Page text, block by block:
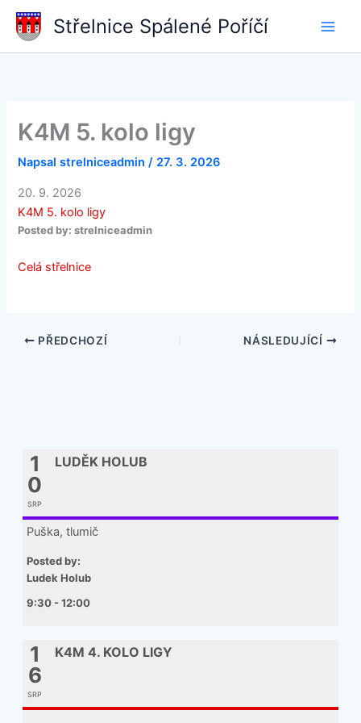
Přeskočit
Střelnice Spálené Poříčí
K4M 5. kolo ligy
Napsalstrelniceadmin/ 27. 3. 2026
20. 9. 2026
K4M 5. kolo ligy
Posted by: strelniceadmin
Celá střelnice
PŘEDCHOZÍ NÁSLEDUJÍCÍ
1
0
SRP
LUDĚK HOLUB
Puška, tlumič
Posted by:
Ludek Holub
9:30 - 12:00
1
6
SRP
K4M 4. KOLO LIGY